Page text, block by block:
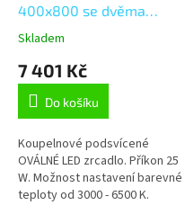
400x800 se dvěma
dotykovými senzory
Skladem
7 401 Kč
Do košíku
Koupelnové podsvícené
OVÁLNÉ LED zrcadlo. Příkon 25
W. Možnost nastavení barevné
teploty od 3000 - 6500 K.